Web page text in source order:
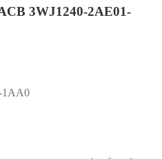
3WJ1240-2AE01-
1AA0